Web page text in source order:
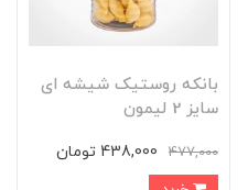
بانکه روستیک شیشه ای
سایز 2 لیمون
477,000 438,000 تومان